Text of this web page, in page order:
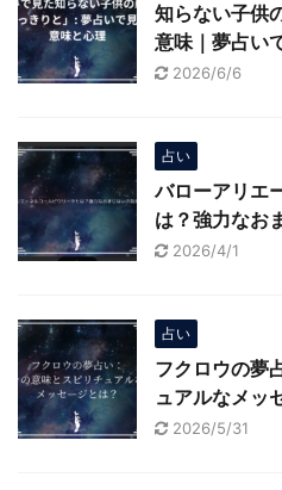
知らない子供
意味｜夢占い
2026/6/6
占い
バローアリエ
は？強力なお
2026/4/1
占い
フクロウの夢
ュアルなメッ
2026/5/31